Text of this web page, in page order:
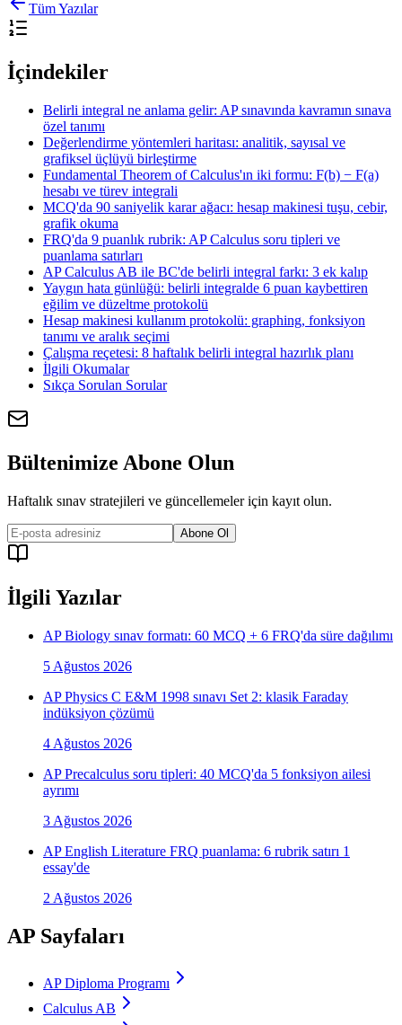
Tüm Yazılar
İçindekiler
Belirli integral ne anlama gelir: AP sınavında kavramın sınava
özel tanımı
Değerlendirme yöntemleri haritası: analitik, sayısal ve
grafiksel üçlüyü birleştirme
Fundamental Theorem of Calculus'ın iki formu: F(b) − F(a)
hesabı ve türev integrali
MCQ'da 90 saniyelik karar ağacı: hesap makinesi tuşu, cebir,
grafik okuma
FRQ'da 9 puanlık rubrik: AP Calculus soru tipleri ve
puanlama satırları
AP Calculus AB ile BC'de belirli integral farkı: 3 ek kalıp
Yaygın hata günlüğü: belirli integralde 6 puan kaybettiren
eğilim ve düzeltme protokolü
Hesap makinesi kullanım protokolü: graphing, fonksiyon
tanımı ve aralık seçimi
Çalışma reçetesi: 8 haftalık belirli integral hazırlık planı
İlgili Okumalar
Sıkça Sorulan Sorular
Bültenimize Abone Olun
Haftalık sınav stratejileri ve güncellemeler için kayıt olun.
Abone Ol
İlgili Yazılar
AP Biology sınav formatı: 60 MCQ + 6 FRQ'da süre dağılımı
5 Ağustos 2026
AP Physics C E&M 1998 sınavı Set 2: klasik Faraday
indüksiyon çözümü
4 Ağustos 2026
AP Precalculus soru tipleri: 40 MCQ'da 5 fonksiyon ailesi
ayrımı
3 Ağustos 2026
AP English Literature FRQ puanlama: 6 rubrik satırı 1
essay'de
2 Ağustos 2026
AP Sayfaları
AP Diploma Programı
Calculus AB